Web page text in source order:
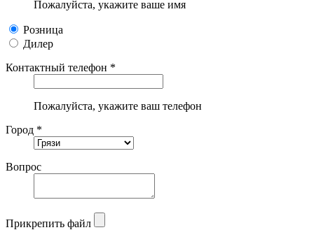
Пожалуйста, укажите ваше имя
Розница
Дилер
Контактный телефон *
Пожалуйста, укажите ваш телефон
Город *
Вопрос
Прикрепить файл